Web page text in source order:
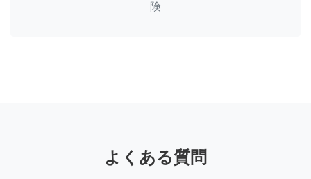
険
よくある質問